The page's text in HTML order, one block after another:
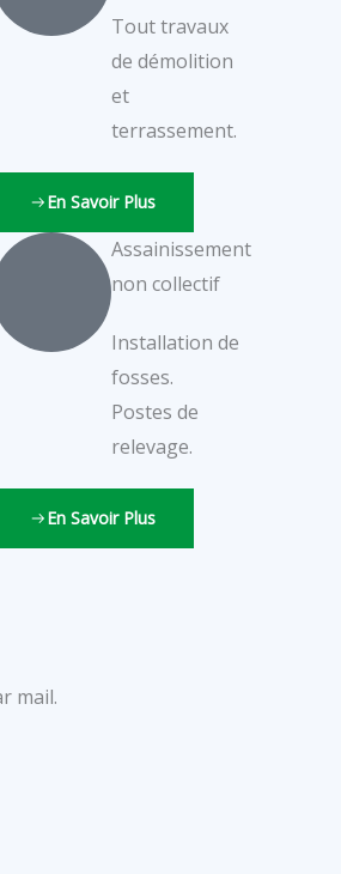
Tout travaux
de démolition
et
terrassement.
En Savoir Plus
Assainissement
non collectif
Installation de
fosses.
Postes de
relevage.
En Savoir Plus
mail.